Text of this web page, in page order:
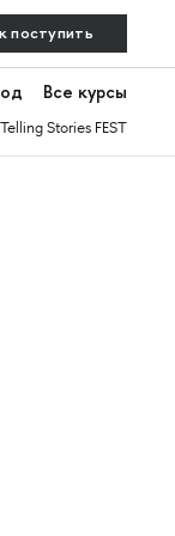
поступить
Все курсы
Telling Stories FEST